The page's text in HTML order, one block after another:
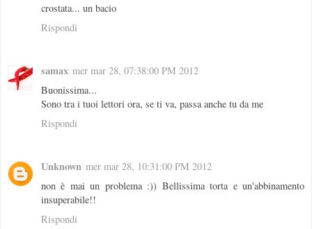
crostata... un bacio
Rispondi
samax mer mar 28, 07:38:00 PM 2012
Buonissima...
Sono tra i tuoi lettori ora, se ti va, passa anche tu da me
Rispondi
Unknown mer mar 28, 10:31:00 PM 2012
non è mai un problema :)) Bellissima torta e un'abbinamento
insuperabile!!
Rispondi